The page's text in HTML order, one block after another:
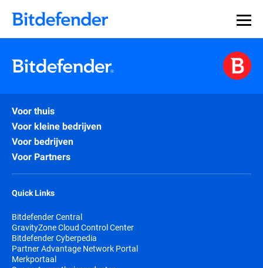
Voor thuis
Voor kleine bedrijven
Voor bedrijven
Voor Partners
Quick Links
Bitdefender Central
GravityZone Cloud Control Center
Bitdefender Cyberpedia
Partner Advantage Network Portal
Merkportaal